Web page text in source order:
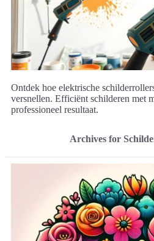
Ontdek hoe elektrische
versnellen. Efficiënt schilderen met
professioneel resultaat.
Archives for